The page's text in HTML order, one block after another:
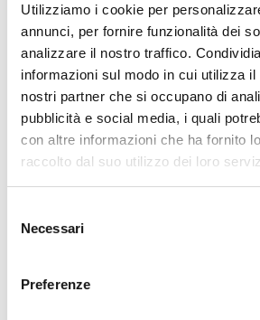
Utilizziamo i cookie per
annunci, per fornire funzionalità dei
analizzare il nostro traffico.
informazioni sul modo in cui utilizza
nostri partner che si occupano di
pubblicità e social media, i quali
con altre informazioni che ha fornito
raccolto dal suo utilizzo dei loro
delNecessari
Preferenze
Il CR-1 offre una flessibilità di
controlli di regolazione della frequenza
del subwoofer, nonché controlli di livello
ingresso e uscita. È in grado di
sia mono che stereo, ed è dotato di
connessioni, tra cui ingressi e uscite
Il CR-1 è un componente essenziale per
audio domestico ad alte prestazioni,
CARATTERISTICHE TECNICHE